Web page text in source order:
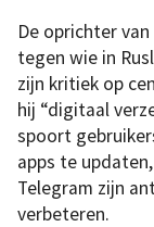
De oprichter
tegen wie in
zijn kritiek op
hij “digitaal
spoort
apps te
Telegram zijn
verbeteren.